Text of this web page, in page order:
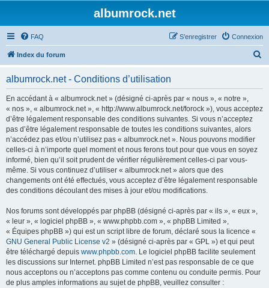
albumrock.net
FAQ Connexion
S’enregistrer
Index du forum
e
albumrock.net - Conditions d’utilisation
En accédant à « albumrock.net » (désigné ci-après par « nous », « notre »,
« nos », « albumrock.net », « http://www.albumrock.net/forock »), vous acceptez
d’être légalement responsable des conditions suivantes. Si vous n’acceptez
pas d’être légalement responsable de toutes les conditions suivantes, alors
n’accédez pas et/ou n’utilisez pas « albumrock.net ». Nous pouvons modifier
celles-ci à n’importe quel moment et nous ferons tout pour que vous en soyez
informé, bien qu’il soit prudent de vérifier régulièrement celles-ci par vous-
même. Si vous continuez d’utiliser « albumrock.net » alors que des
changements ont été effectués, vous acceptez d’être légalement responsable
des conditions découlant des mises à jour et/ou modifications.
Nos forums sont développés par phpBB (désigné ci-après par « ils », « eux »,
« leur », « logiciel phpBB », « www.phpbb.com », « phpBB Limited »,
« Équipes phpBB ») qui est un script libre de forum, déclaré sous la licence «
GNU General Public License v2 » (désigné ci-après par « GPL ») et qui peut
être téléchargé depuis www.phpbb.com. Le logiciel phpBB facilite seulement
les discussions sur Internet. phpBB Limited n’est pas responsable de ce que
nous acceptons ou n’acceptons pas comme contenu ou conduite permis. Pour
de plus amples informations au sujet de phpBB, veuillez consulter :